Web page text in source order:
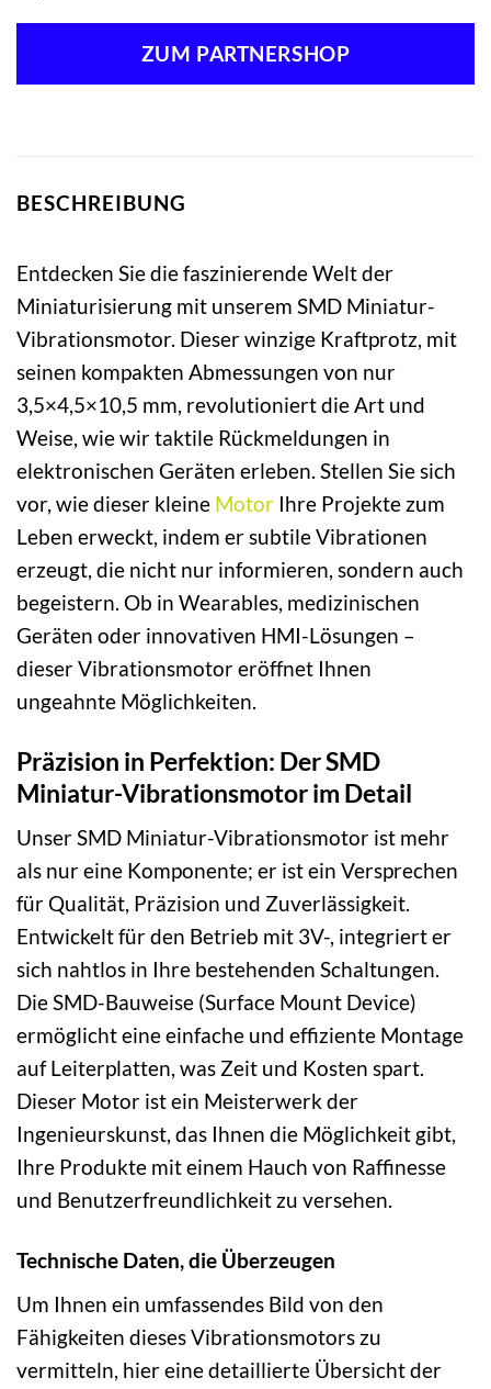
ZUM PARTNERSHOP
BESCHREIBUNG
Entdecken Sie die faszinierende Welt der
Miniaturisierung mit unserem SMD Miniatur-
Vibrationsmotor. Dieser winzige Kraftprotz, mit
seinen kompakten Abmessungen von nur
3,5×4,5×10,5 mm, revolutioniert die Art und
Weise, wie wir taktile Rückmeldungen in
elektronischen Geräten erleben. Stellen Sie sich
vor, wie dieser kleine Motor Ihre Projekte zum
Leben erweckt, indem er subtile Vibrationen
erzeugt, die nicht nur informieren, sondern auch
begeistern. Ob in Wearables, medizinischen
Geräten oder innovativen HMI-Lösungen –
dieser Vibrationsmotor eröffnet Ihnen
ungeahnte Möglichkeiten.
Präzision in Perfektion: Der SMD
Miniatur-Vibrationsmotor im Detail
Unser SMD Miniatur-Vibrationsmotor ist mehr
als nur eine Komponente; er ist ein Versprechen
für Qualität, Präzision und Zuverlässigkeit.
Entwickelt für den Betrieb mit 3V-, integriert er
sich nahtlos in Ihre bestehenden Schaltungen.
Die SMD-Bauweise (Surface Mount Device)
ermöglicht eine einfache und effiziente Montage
auf Leiterplatten, was Zeit und Kosten spart.
Dieser Motor ist ein Meisterwerk der
Ingenieurskunst, das Ihnen die Möglichkeit gibt,
Ihre Produkte mit einem Hauch von Raffinesse
und Benutzerfreundlichkeit zu versehen.
Technische Daten, die Überzeugen
Um Ihnen ein umfassendes Bild von den
Fähigkeiten dieses Vibrationsmotors zu
vermitteln, hier eine detaillierte Übersicht der